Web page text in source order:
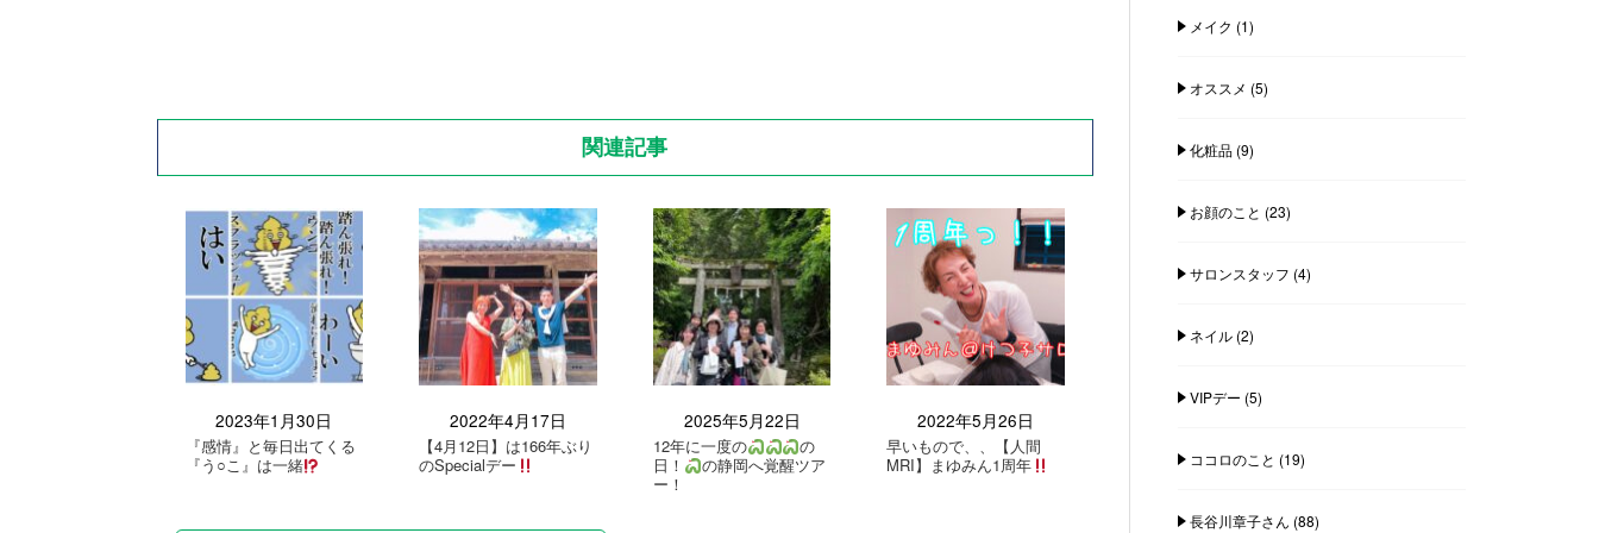
関連記事
2023年1月30日
『感情』と毎日出てくる
『う○こ』は一緒
2022年4月17日
【4月12日】は166年ぶり
のSpecialデー
2025年5月22日
12年に一度の
の
日！
の静岡へ覚醒ツア
ー！
2022年5月26日
早いもので、、【人間
MRI】まゆみん1周年
メイク (1)
オススメ (5)
化粧品(9)
お顔のこと (23)
サロンスタッフ (4)
ネイル(2)
VIPデー (5)
ココロのこと (19)
長谷川章子さん (88)